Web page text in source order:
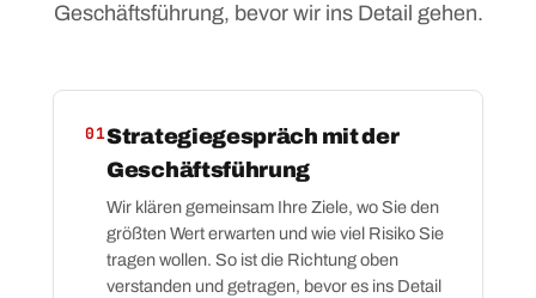
Geschäftsführung, bevor wir ins Detail gehen.
01Strategiegespräch mit der
Geschäftsführung
Wir klären gemeinsam Ihre Ziele, wo Sie den
größten Wert erwarten und wie viel Risiko Sie
tragen wollen. So ist die Richtung oben
verstanden und getragen, bevor es ins Detail